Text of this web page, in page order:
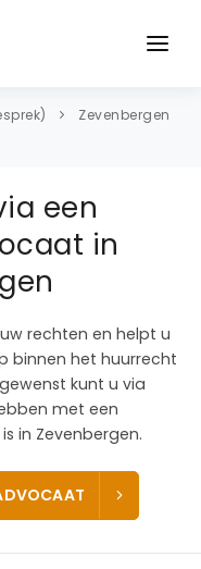
Zevenbergen
een
in
rechten en helpt u
binnen het huurrecht
kunt u via
met een
in Zevenbergen.